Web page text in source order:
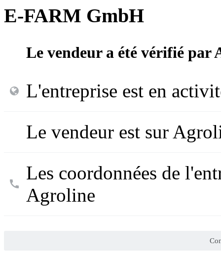
E-FARM GmbH
Le vendeur a été vérifié par
L'entreprise est en
Le vendeur est sur
Les coordonnées de
Agroline